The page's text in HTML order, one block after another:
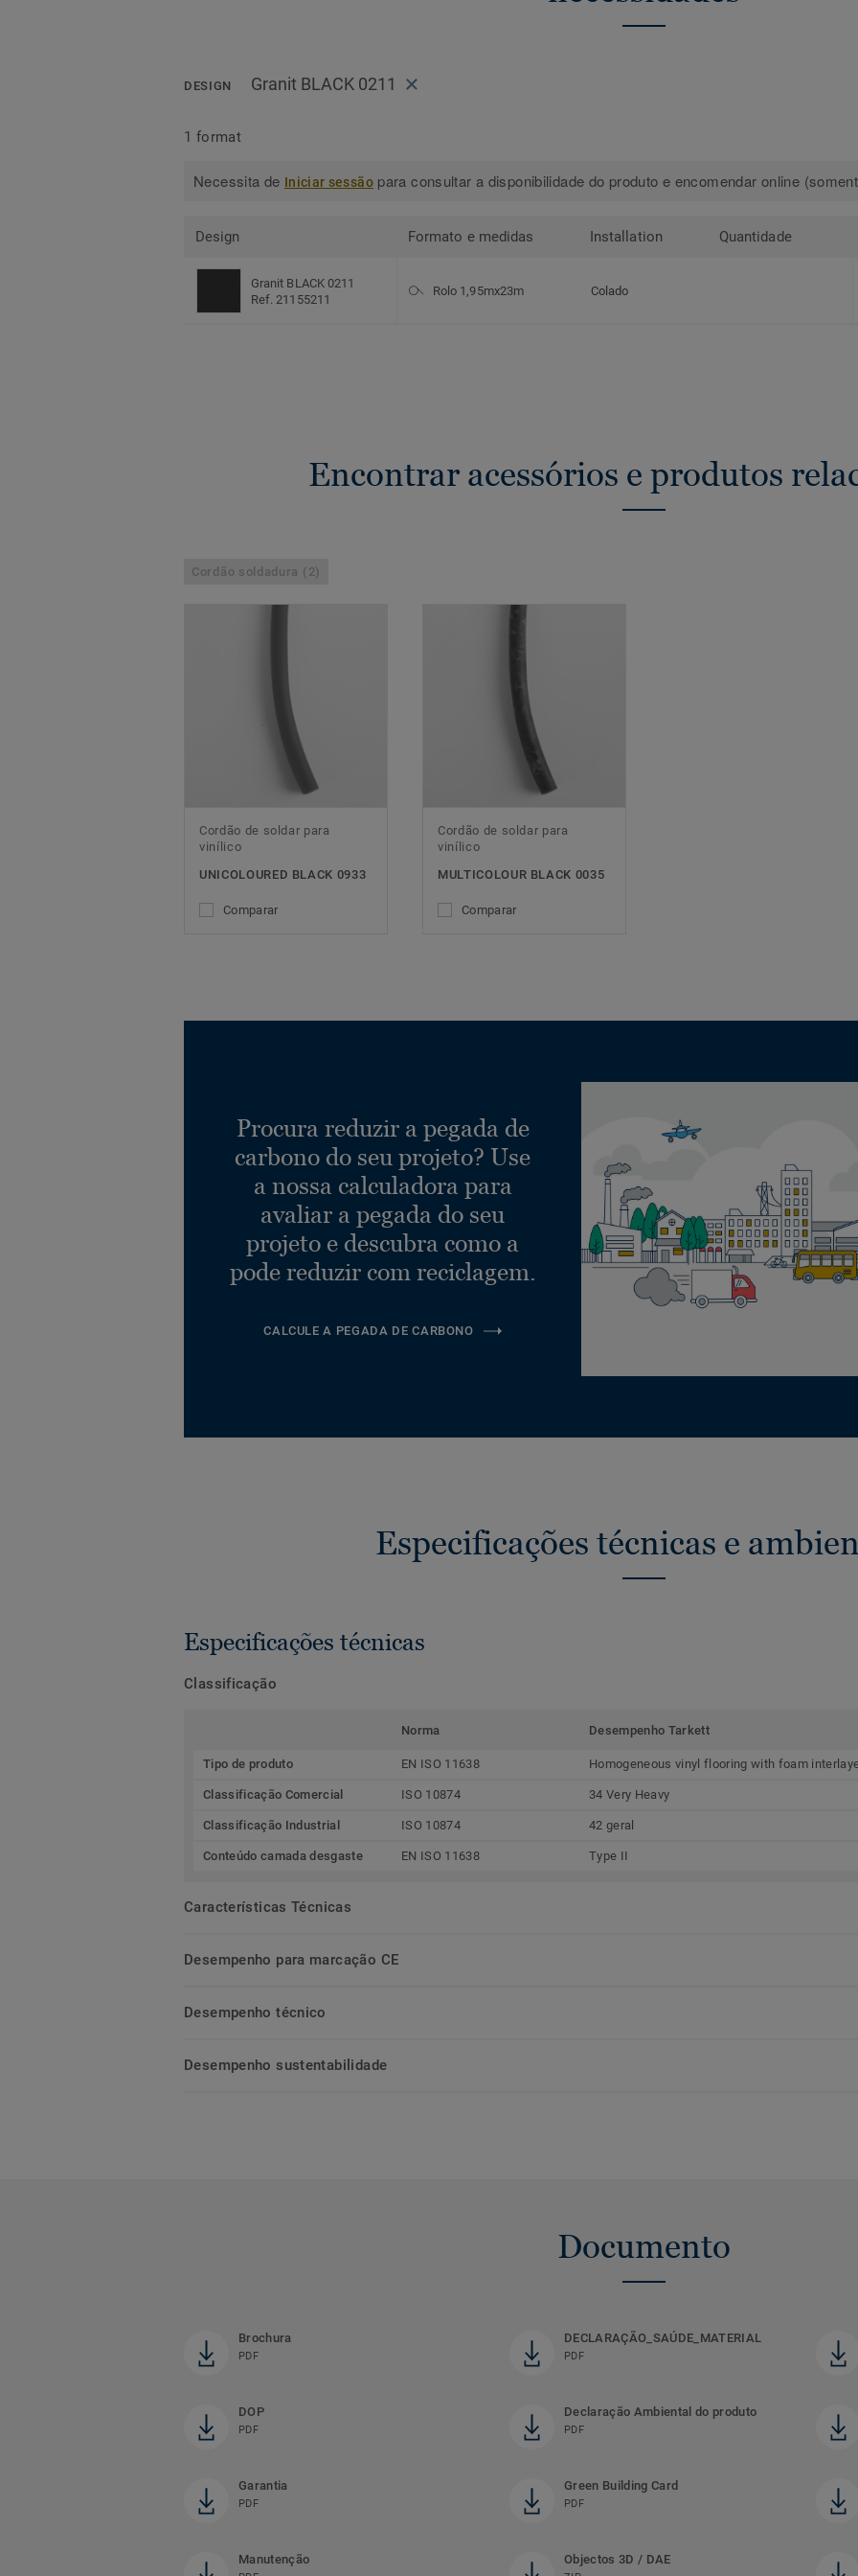
DESIGN Granit BLACK 0211
1 format
Necessita de Iniciar sessãopara consultar a disponibilidade do produto e encomendar online
Design Formato e medidas Installation Quantidade
Granit BLACK 0211
Ref. 21155211
Rolo 1,95mx23m Colado
Encontrar acessórios e produtos
Cordão soldadura (2)
Cordão de soldar para
vinílico
UNICOLOURED BLACK 0933
Comparar
Cordão de soldar para
vinílico
MULTICOLOUR BLACK 0035
Comparar
Procura reduzir a pegada de
carbono do seu projeto? Use
a nossa calculadora para
avaliar a pegada do seu
projeto e descubra como a
pode reduzir com reciclagem.
CALCULE A PEGADA DE CARBONO
Especificações técnicas e
Especificações técnicas
Classificação
Norma Desempenho Tarkett
Tipo de produto EN ISO 11638 Homogeneous vinyl flooring with foam
Classificação Comercial ISO 10874 34 Very Heavy
Classificação Industrial ISO 10874 42 geral
Conteúdo camada desgaste EN ISO 11638 Type II
Características Técnicas
Desempenho para marcação CE
Desempenho técnico
Desempenho sustentabilidade
Documento
Brochura
PDF
DECLARAÇÃO_SAÚDE_MATERIAL
PDF
DOP
PDF
Declaração Ambiental do produto
PDF
Garantia
PDF
Green Building Card
PDF
Manutenção Objectos 3D / DAE